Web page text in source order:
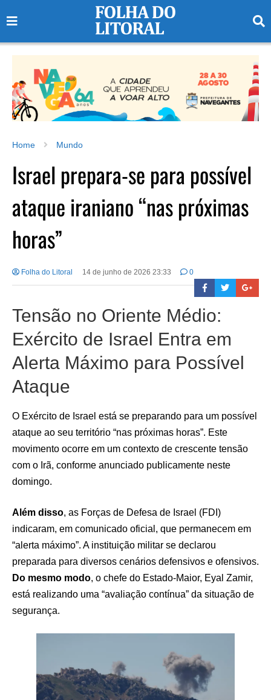
Home Mundo
Israel prepara-se para possível
ataque iraniano “nas próximas
horas”
Folha do Litoral 14 de junho de 2026 23:33 0
Tensão no Oriente Médio:
Exército de Israel Entra em
Alerta Máximo para Possível
Ataque
O Exército de Israel está se preparando para um possível
ataque ao seu território “nas próximas horas”. Este
movimento ocorre em um contexto de crescente tensão
com o Irã, conforme anunciado publicamente neste
domingo.
Além disso, as Forças de Defesa de Israel (FDI)
indicaram, em comunicado oficial, que permanecem em
“alerta máximo”. A instituição militar se declarou
preparada para diversos cenários defensivos e ofensivos.
Do mesmo modo, o chefe do Estado-Maior, Eyal Zamir,
está realizando uma “avaliação contínua” da situação de
segurança.